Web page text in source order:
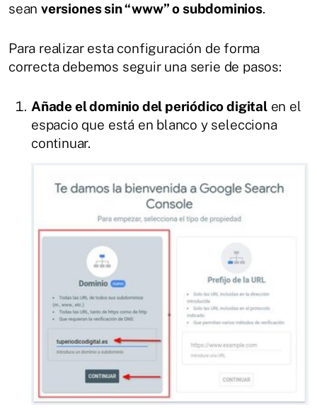
seanversiones sin “www” o subdominios.
Para realizar esta configuración de forma
correcta debemos seguir una serie de pasos:
Añade el dominio del periódico digitalen el
espacio que está en blanco y selecciona
continuar.